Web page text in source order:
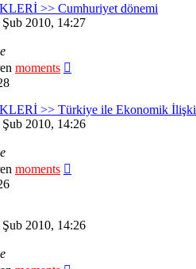
>> Cumhuriyet dönemi
Şub 2010, 14:27
moments
>> Türkiye ile Ekonomik
Şub 2010, 14:26
moments
Şub 2010, 14:26